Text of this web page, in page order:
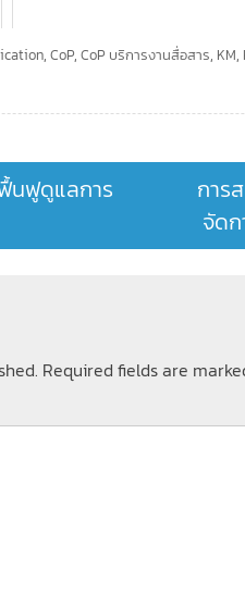
, CoP, CoP บริการงานสื่อสาร, KM,
นฟูดูแลการ
การ
จัด
Required fields are